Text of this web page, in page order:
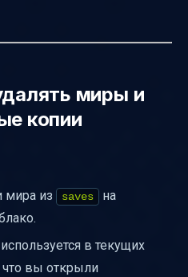
миры и
копии
мира из saves
на
в текущих
что вы открыли